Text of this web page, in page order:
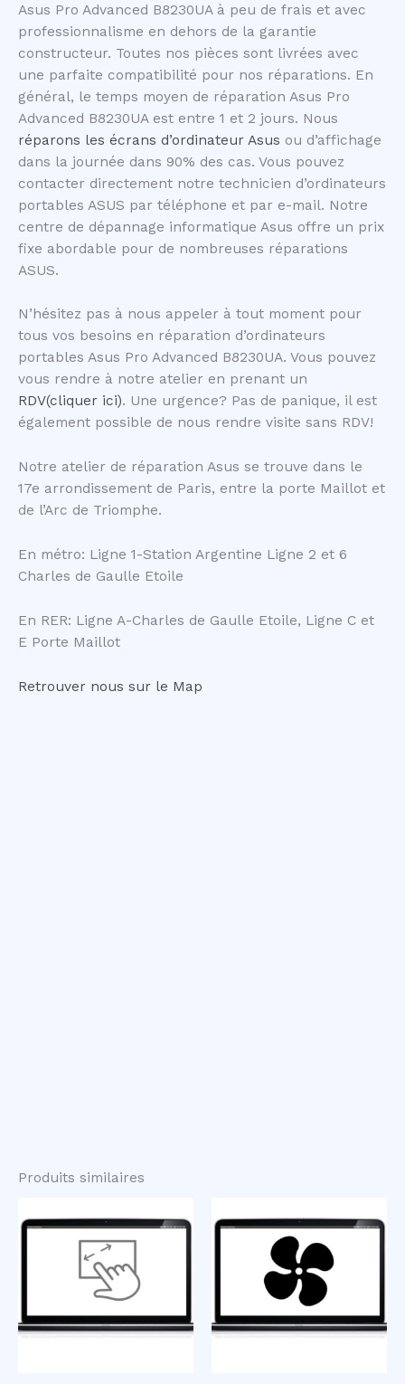
Asus Pro Advanced B8230UA à peu de frais et avec
professionnalisme en dehors de la garantie
constructeur. Toutes nos pièces sont livrées avec
une parfaite compatibilité pour nos réparations. En
général, le temps moyen de réparation Asus Pro
Advanced B8230UA est entre 1 et 2 jours. Nous
réparons les écrans d’ordinateur Asus ou d’affichage
dans la journée dans 90% des cas. Vous pouvez
contacter directement notre technicien d’ordinateurs
portables ASUS par téléphone et par e-mail. Notre
centre de dépannage informatique Asus offre un prix
fixe abordable pour de nombreuses réparations
ASUS.
N’hésitez pas à nous appeler à tout moment pour
tous vos besoins en réparation d’ordinateurs
portables Asus Pro Advanced B8230UA. Vous pouvez
vous rendre à notre atelier en prenant un
RDV(cliquer ici). Une urgence? Pas de panique, il est
également possible de nous rendre visite sans RDV!
Notre atelier de réparation Asus se trouve dans le
17e arrondissement de Paris, entre la porte Maillot et
de l’Arc de Triomphe.
En métro: Ligne 1-Station Argentine Ligne 2 et 6
Charles de Gaulle Etoile
En RER: Ligne A-Charles de Gaulle Etoile, Ligne C et
E Porte Maillot
Retrouver nous sur le Map
Produits similaires